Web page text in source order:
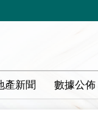
產新聞 數據公佈